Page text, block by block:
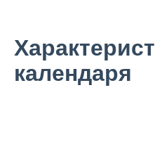
календаря